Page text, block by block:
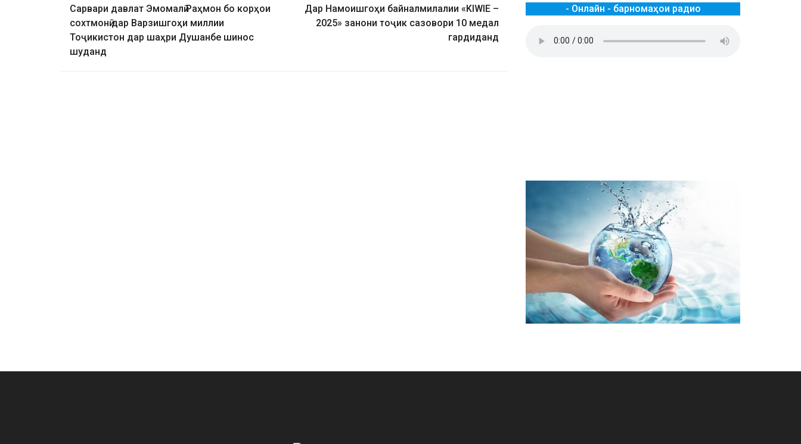
Сарвари давлат Эмомалӣ Раҳмон бо корҳои
сохтмонӣ дар Варзишгоҳи миллии
Тоҷикистон дар шаҳри Душанбе шинос
шуданд
Дар Намоишгоҳи байналмилалии «KIWIE –
2025» занони тоҷик сазовори 10 медал
гардиданд
- Онлайн - барномаҳои радио